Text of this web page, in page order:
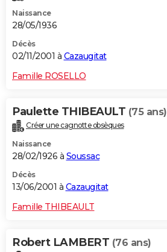
Naissance
28/05/1936
Décès
02/11/2001 à Cazaugitat
Famille ROSELLO
Paulette THIBEAULT (75 ans)
Créer une cagnotte obsèques
Naissance
28/02/1926 à Soussac
Décès
13/06/2001 à Cazaugitat
Famille THIBEAULT
Robert LAMBERT (76 ans)